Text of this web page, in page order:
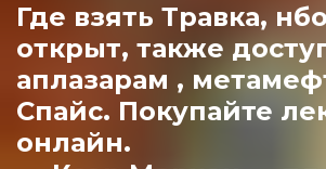
Где взять Травка,
открыт, также
аплазарам ,
Спайс. Покупайте
онлайн.